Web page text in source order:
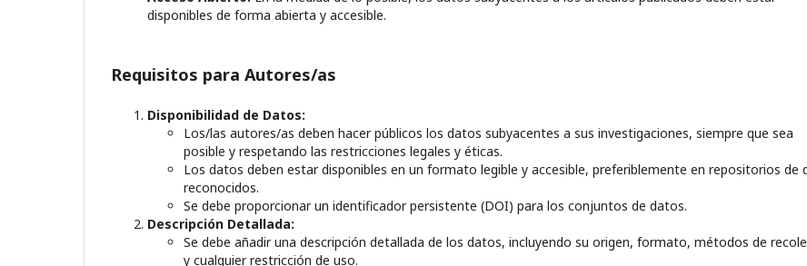
disponibles de forma abierta y accesible.
Requisitos para Autores/as
Disponibilidad de Datos:
Los/las autores/as deben hacer públicos los datos subyacentes a sus investigaciones, siempre que sea
posible y respetando las restricciones legales y éticas.
Los datos deben estar disponibles en un formato legible y accesible, preferiblemente en repositorios de
reconocidos.
Se debe proporcionar un identificador persistente (DOI) para los conjuntos de datos.
Descripción Detallada:
Se debe añadir una descripción detallada de los datos, incluyendo su origen, formato, métodos de
y cualquier restricción de uso.